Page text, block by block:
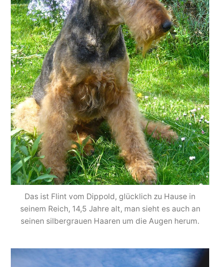
Das ist Flint vom Dippold, glücklich zu Hause in
seinem Reich, 14,5 Jahre alt, man sieht es auch an
seinen silbergrauen Haaren um die Augen herum.